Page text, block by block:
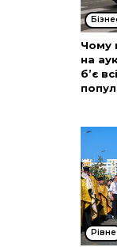
Чому
на
б’є
Рівне